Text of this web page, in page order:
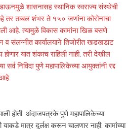
शासनासह स्थानिक स्वराज्य संस्थेची
तर तब्बल शंभर ते १५० जणांना कोरोनाचा
आहे. त्यामुळे विकास कामांना खिळ बसणे
संलग्नीत कार्यालयाने तिजोरीत खडखडाट
यात शंकाच राहिली नाही. तरी देखील
निविदा पुणे महापालिकेच्या आयुक्तांनी रद्द
होती. अंदाजपत्रके पुणे महापालिकेच्या
याकडे मात्र दुर्लक्ष करून चालणार नाही. कामांच्या